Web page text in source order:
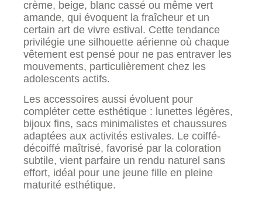
crème, beige, blanc cassé ou même vert
amande, qui évoquent la fraîcheur et un
certain art de vivre estival. Cette tendance
privilégie une silhouette aérienne où chaque
vêtement est pensé pour ne pas entraver les
mouvements, particulièrement chez les
adolescents actifs.
Les accessoires aussi évoluent pour
compléter cette esthétique : lunettes légères,
bijoux fins, sacs minimalistes et chaussures
adaptées aux activités estivales. Le coiffé-
décoiffé maîtrisé, favorisé par la coloration
subtile, vient parfaire un rendu naturel sans
effort, idéal pour une jeune fille en pleine
maturité esthétique.